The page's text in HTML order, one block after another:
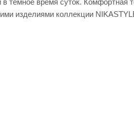
изделиями коллекции